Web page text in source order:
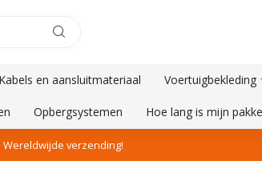
Kabels en aansluitmateriaal Voertuigbekleding
Opbergsystemen Hoe lang is mijn
Wereldwijde verzending!